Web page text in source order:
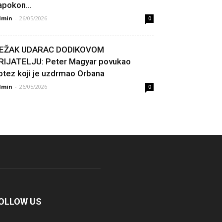
- 26/05/2026 0
UDARAC DODIKOVOM
Peter Magyar povukao
koji je uzdrmao Orbana
- 26/05/2026 0
US